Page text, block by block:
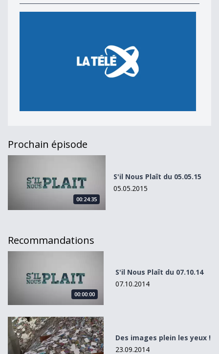
Prochain épisode
00:24:35
S'il Nous Plaît du 05.05.15
05.05.2015
Recommandations
00:00:00
S'il Nous Plaît du 07.10.14
07.10.2014
Des images plein les yeux !
Des images plein les yeux !
23.09.2014